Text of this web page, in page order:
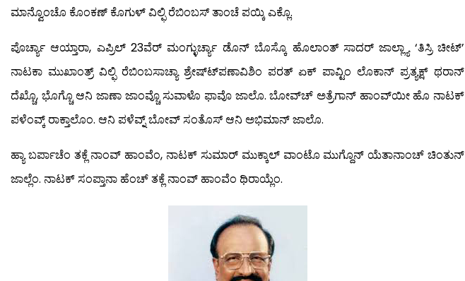
ಮಾನ್ವೊಂಚೊ ಕೊಂಕಣ್ ಕೊಗುಳ್ ವಿಲ್ಫಿ ರೆಬಿಂಬಸ್ ತಾಂಚೆ ಪಯ್ಕಿ ಎಕ್ಲೊ.
ಪೊರ್ಚ್ಯಾ ಆಯ್ತಾರಾ, ಎಪ್ರಿಲ್ 23ವೆರ್ ಮಂಗ್ಳುರ್ಚ್ಯಾ ಡೊನ್ ಬೊಸ್ಕೊ ಹೊಲಾಂತ್ ಸಾದರ್ ಜಾಲ್ಲ್ಯಾ ‘ತಿಸ್ರಿ ಚೀಟ್’
ನಾಟಕಾ ಮುಖಾಂತ್ರ್ ವಿಲ್ಫಿ ರೆಬಿಂಬಸಾಚ್ಯಾ ಶ್ರೇಷ್ಟ್‍ಪಣಾವಿಶಿಂ ಪರತ್ ಏಕ್ ಪಾವ್ಟಿಂ ಲೊಕಾನ್ ಪ್ರತ್ಯಕ್ಷ್ ಥರಾನ್
ದೆಖ್ಚೊ, ಭೊಗ್ಚೊ ಆನಿ ಜಾಣಾ ಜಾಂವ್ಚೊ ಸುವಾಳೊ ಫಾವೊ ಜಾಲೊ. ಬೋವ್‍ಚ್ ಅತ್ರೆಗಾನ್ ಹಾಂವ್‍ಯೀ ಹೊ ನಾಟಕ್
ಪಳೆಂವ್ಕ್ ರಾಕ್ತಾಲೊಂ. ಆನಿ ಪಳೆವ್ನ್ ಬೋವ್ ಸಂತೊಸ್ ಆನಿ ಅಭಿಮಾನ್ ಜಾಲೊ.
ಹ್ಯಾ ಬರ್ಪಾಚೆಂ ತಕ್ಲೆ ನಾಂವ್ ಹಾಂವೆಂ, ನಾಟಕ್ ಸುಮಾರ್ ಮುಕ್ಕಾಲ್ ವಾಂಟೊ ಮುಗ್ದೊನ್ ಯೆತಾನಾಂಚ್ ಚಿಂತುನ್
ಜಾಲ್ಲೆಂ. ನಾಟಕ್ ಸಂಪ್ತಾನಾ ಹೆಂಚ್ ತಕ್ಲೆ ನಾಂವ್ ಹಾಂವೆಂ ಥಿರಾಯ್ಲೆಂ.